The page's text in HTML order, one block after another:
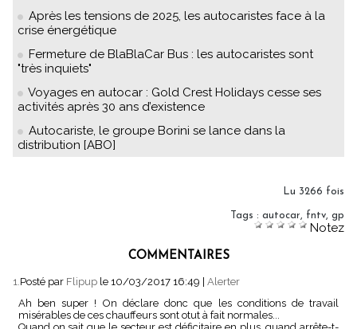
Après les tensions de 2025, les autocaristes face à la
crise énergétique
Fermeture de BlaBlaCar Bus : les autocaristes sont
"très inquiets"
Voyages en autocar : Gold Crest Holidays cesse ses
activités après 30 ans d’existence
Autocariste, le groupe Borini se lance dans la
distribution [ABO]
Lu 3266 fois
Tags : autocar, fntv, gp
Notez
COMMENTAIRES
1.Posté par Flipup le 10/03/2017 16:49
Alerter
Ah ben super ! On déclare donc que les conditions de travail
misérables de ces chauffeurs sont otut à fait normales...